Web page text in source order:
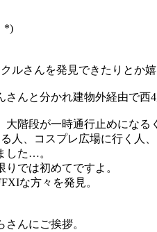
*)
ルさんを発見できたりとか
んと分かれ建物外経由で西4
階段が一時通行止めになる
人、コスプレ広場に行く人、
した…。
では初めてですよ。
な方々を発見。
んにご挨拶。